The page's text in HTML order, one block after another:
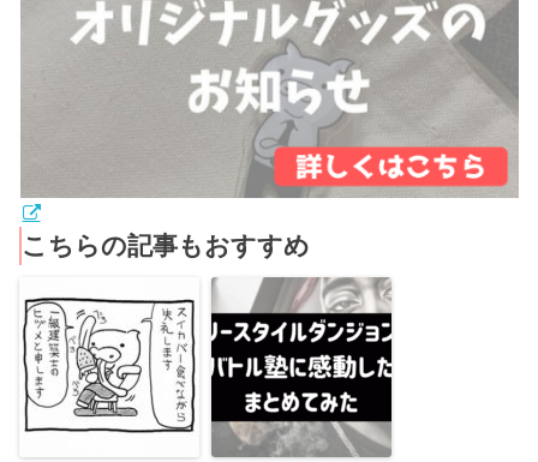
こちらの記事もおすすめ